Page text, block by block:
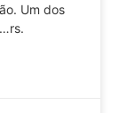
Um dos